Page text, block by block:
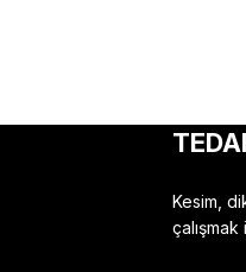
Kesim,